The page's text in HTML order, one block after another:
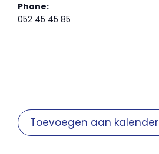
Phone:
052 45 45 85
Toevoegen aan kalender